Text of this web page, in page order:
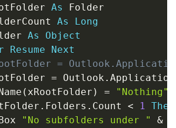
As
As
Long
As
Object
Resume
Next
=
= Outlook . Application
( xRootFolder ) = "Nothing"
. Folders . Count < 1 Then
"No subfolders under " &